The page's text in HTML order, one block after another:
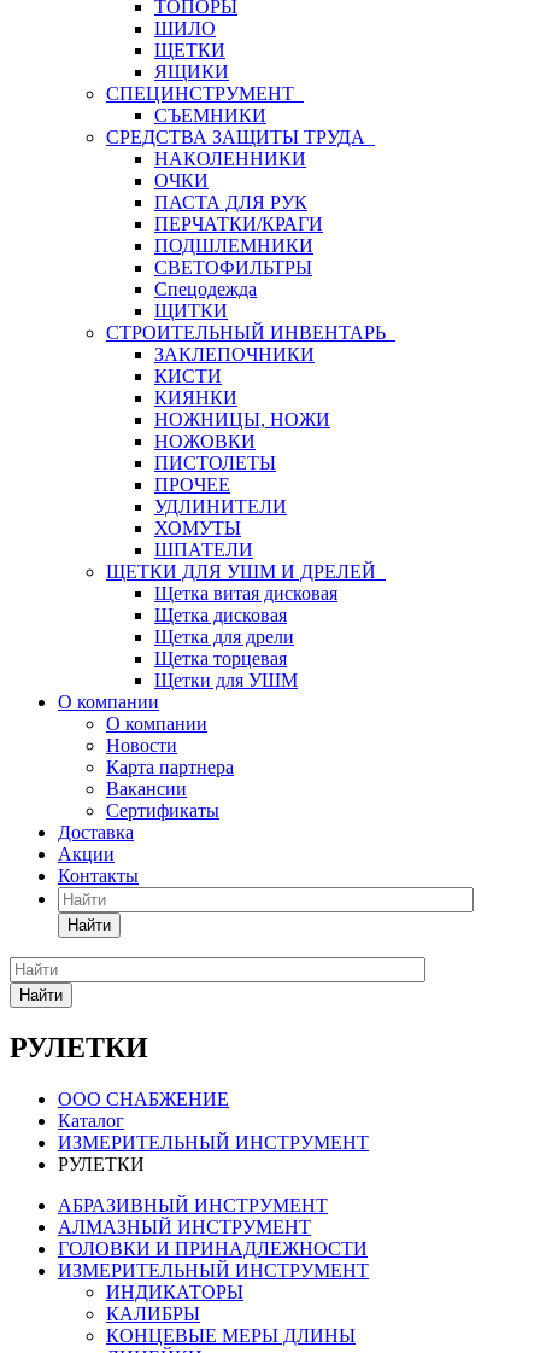
ТОПОРЫ
ШИЛО
ЩЕТКИ
ЯЩИКИ
СПЕЦИНСТРУМЕНТ
СЪЕМНИКИ
СРЕДСТВА ЗАЩИТЫ ТРУДА
НАКОЛЕННИКИ
ОЧКИ
ПАСТА ДЛЯ РУК
ПЕРЧАТКИ/КРАГИ
ПОДШЛЕМНИКИ
СВЕТОФИЛЬТРЫ
Спецодежда
ЩИТКИ
СТРОИТЕЛЬНЫЙ ИНВЕНТАРЬ
ЗАКЛЕПОЧНИКИ
КИСТИ
КИЯНКИ
НОЖНИЦЫ, НОЖИ
НОЖОВКИ
ПИСТОЛЕТЫ
ПРОЧЕЕ
УДЛИНИТЕЛИ
ХОМУТЫ
ШПАТЕЛИ
ЩЕТКИ ДЛЯ УШМ И ДРЕЛЕЙ
Щетка витая дисковая
Щетка дисковая
Щетка для дрели
Щетка торцевая
Щетки для УШМ
О компании
О компании
Новости
Карта партнера
Вакансии
Сертификаты
Доставка
Акции
Контакты
Найти
Найти
РУЛЕТКИ
ООО СНАБЖЕНИЕ
Каталог
ИЗМЕРИТЕЛЬНЫЙ ИНСТРУМЕНТ
РУЛЕТКИ
АБРАЗИВНЫЙ ИНСТРУМЕНТ
АЛМАЗНЫЙ ИНСТРУМЕНТ
ГОЛОВКИ И ПРИНАДЛЕЖНОСТИ
ИЗМЕРИТЕЛЬНЫЙ ИНСТРУМЕНТ
ИНДИКАТОРЫ
КАЛИБРЫ
КОНЦЕВЫЕ МЕРЫ ДЛИНЫ